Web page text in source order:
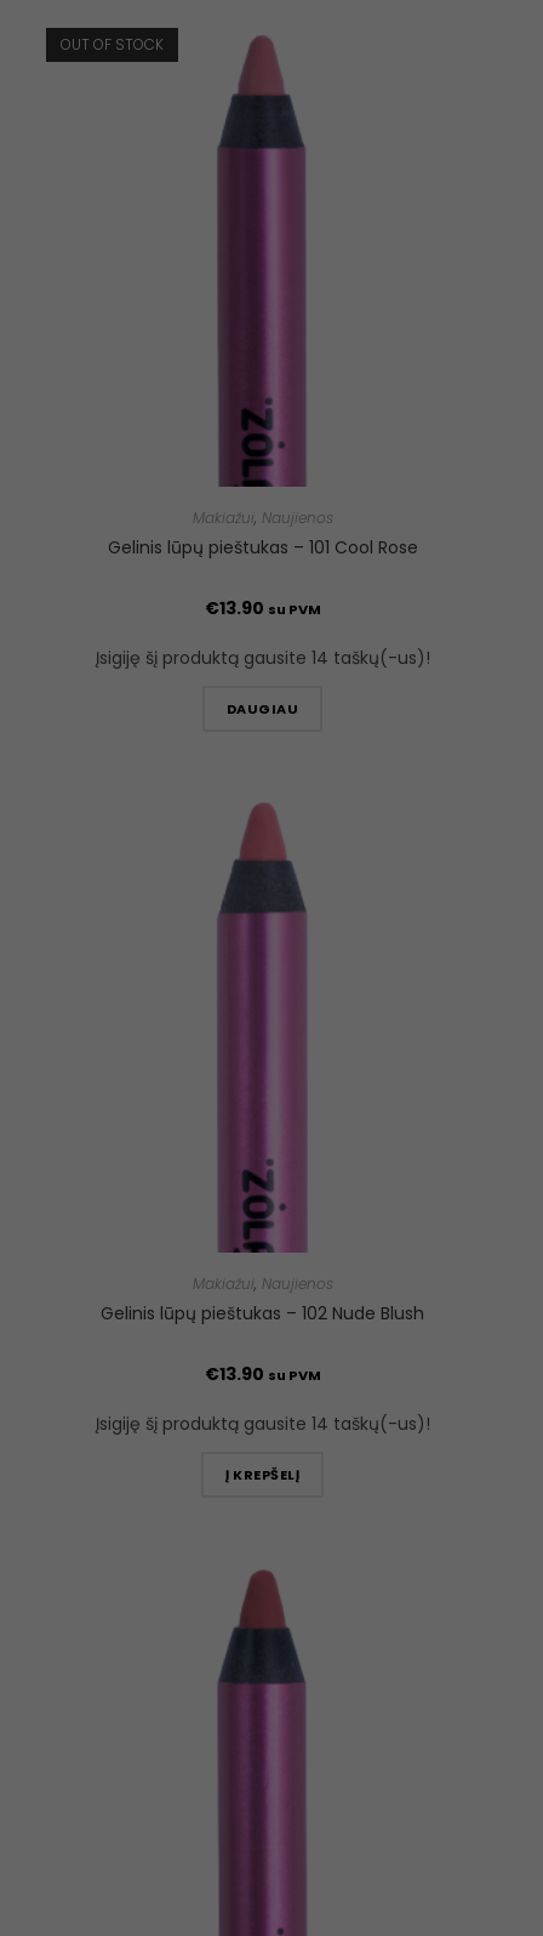
OUT OF STOCK
Makiažui, Naujienos
Gelinis lūpų pieštukas – 101 Cool Rose
€13.90 su PVM
Įsigiję šį produktą gausite 14 taškų(-us)!
DAUGIAU
Makiažui, Naujienos
Gelinis lūpų pieštukas – 102 Nude Blush
€13.90 su PVM
Įsigiję šį produktą gausite 14 taškų(-us)!
Į KREPŠELĮ